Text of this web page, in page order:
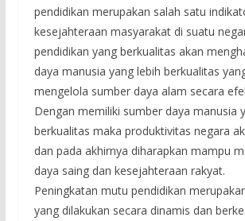
pendidikan merupakan salah satu
kesejahteraan masyarakat di suatu
pendidikan yang berkualitas akan
daya manusia yang lebih berkualitas
mengelola sumber daya alam secara
Dengan memiliki sumber daya manusia
berkualitas maka produktivitas negara
dan pada akhirnya diharapkan mampu
daya saing dan kesejahteraan rakyat.
Peningkatan mutu pendidikan
yang dilakukan secara dinamis dan